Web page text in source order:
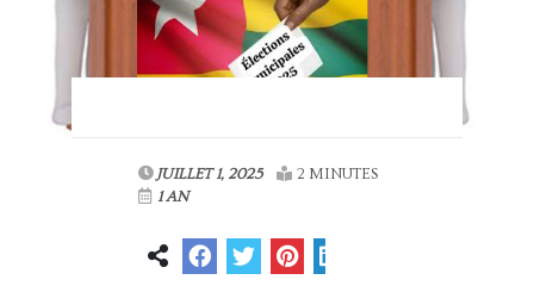
JUILLET 1, 2025
2 MINUTES
1 AN